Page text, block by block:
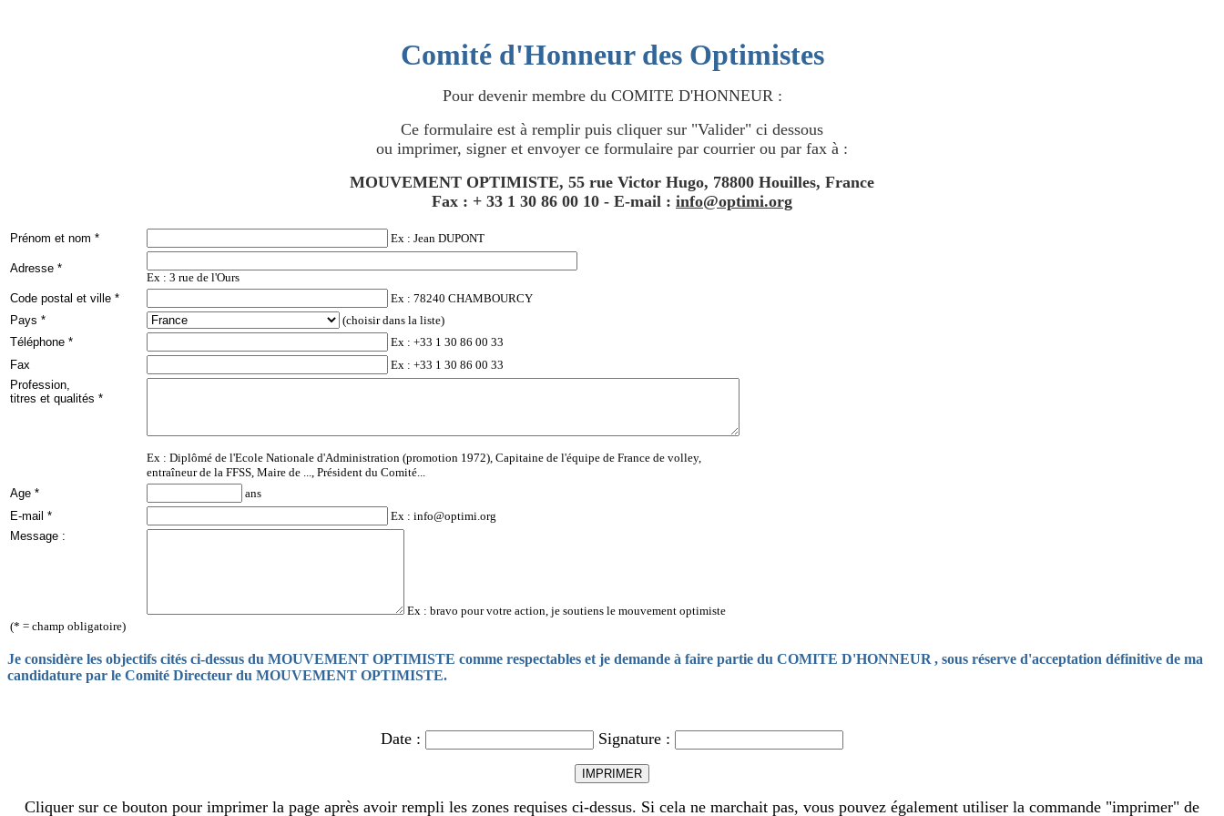
Comité d'Honneur des Optimistes
Pour devenir membre du COMITE D'HONNEUR :
Ce formulaire est à remplir puis cliquer sur "Valider" ci dessous
ou imprimer, signer et envoyer ce formulaire par courrier ou par fax à :
MOUVEMENT OPTIMISTE, 55 rue Victor Hugo, 78800 Houilles, France
Fax : + 33 1 30 86 00 10 - E-mail : info@optimi.org
Prénom et nom * Ex : Jean DUPONT
Adresse *
Ex : 3 rue de l'Ours
Code postal et ville *
Ex : 78240 CHAMBOURCY
Pays *
(choisir dans la liste)
Téléphone *
Ex : +33 1 30 86 00 33
Fax
Ex : +33 1 30 86 00 33
Profession,
titres et qualités *
Ex : Diplômé de l'Ecole Nationale d'Administration (promotion 1972), Capitaine de l'équipe de France de volley,
entraîneur de la FFSS, Maire de ..., Président du Comité...
Age *
ans
E-mail *
Ex : info@optimi.org
Message :
(* = champ obligatoire)
Ex : bravo pour votre action, je soutiens le mouvement optimiste
Je considère les objectifs cités ci-dessus du MOUVEMENT OPTIMISTE comme respectables et je demande à faire partie du COMITE D'HONNEUR , sous réserve d'acceptation définitive de ma
candidature par le Comité Directeur du MOUVEMENT OPTIMISTE.
Date : Signature :
Cliquer sur ce bouton pour imprimer la page après avoir rempli les zones requises ci-dessus. Si cela ne marchait pas, vous pouvez également utiliser la commande "imprimer" de